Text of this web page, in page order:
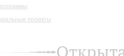
проекты